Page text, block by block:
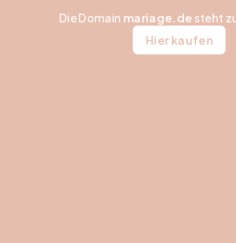
Die Domain mariage.de steht
Hier kaufen